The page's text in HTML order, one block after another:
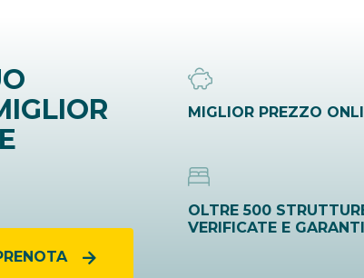
MIGLIOR PREZZO
OLTRE 500
VERIFICATE E